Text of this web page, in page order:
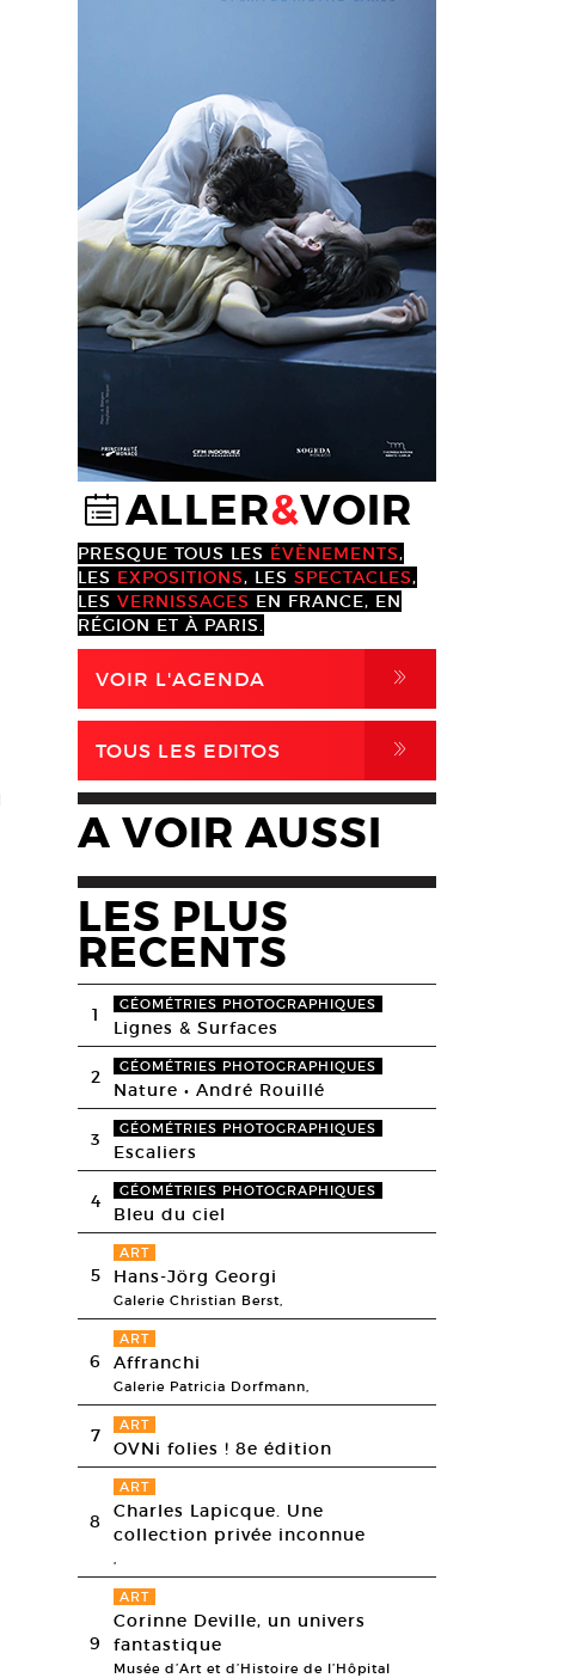
@ALLER&VOIR
PRESQUE TOUS LES ÉVÈNEMENTS,
LES EXPOSITIONS, LES SPECTACLES,
LES VERNISSAGES EN FRANCE, EN
RÉGION ET À PARIS.
VOIR L'AGENDA ,
TOUS LES EDITOS ,
A VOIR AUSSI
LES PLUS
RECENTS
1 GÉOMÉTRIES PHOTOGRAPHIQUES
Lignes & Surfaces
2 GÉOMÉTRIES PHOTOGRAPHIQUES
Nature • André Rouillé
3 GÉOMÉTRIES PHOTOGRAPHIQUES
Escaliers
4 GÉOMÉTRIES PHOTOGRAPHIQUES
Bleu du ciel
5
ART
Hans-Jörg Georgi
Galerie Christian Berst,
6
ART
Affranchi
Galerie Patricia Dorfmann,
7 ART
OVNi folies ! 8e édition
8
ART
Charles Lapicque. Une
collection privée inconnue
,
9
ART
Corinne Deville, un univers
fantastique
Musée d’Art et d’Histoire de l’Hôpital